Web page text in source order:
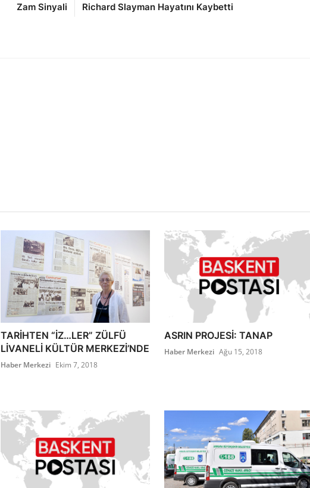
Zam Sinyali
Richard Slayman Hayatını Kaybetti
TARİHTEN “İZ…LER” ZÜLFÜ
LİVANELİ KÜLTÜR MERKEZİ’NDE
Haber Merkezi Ekim 7, 2018
ASRIN PROJESİ: TANAP
Haber Merkezi Ağu 15, 2018